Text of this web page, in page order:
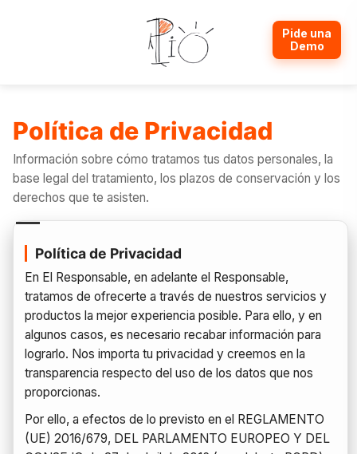
Pide una
Demo
Política de Privacidad
Información sobre cómo tratamos tus datos personales, la
base legal del tratamiento, los plazos de conservación y los
derechos que te asisten.
Política de Privacidad
En El Responsable, en adelante el Responsable,
tratamos de ofrecerte a través de nuestros servicios y
productos la mejor experiencia posible. Para ello, y en
algunos casos, es necesario recabar información para
lograrlo. Nos importa tu privacidad y creemos en la
transparencia respecto del uso de los datos que nos
proporcionas.
Por ello, a efectos de lo previsto en el REGLAMENTO
(UE) 2016/679, DEL PARLAMENTO EUROPEO Y DEL
Caracteríscticas Clave
Actividades y Cursos
Instalaciones y Recursos
Bonos y Abonos
Asuntos